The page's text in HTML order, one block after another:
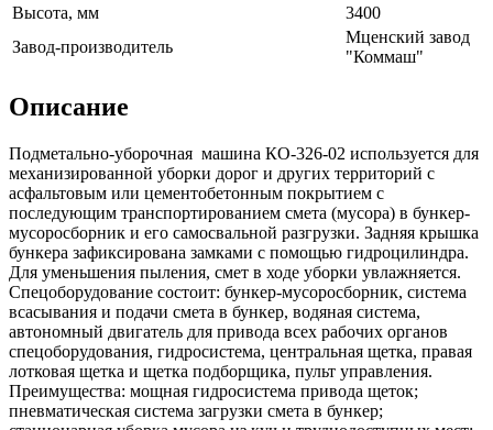
Высота, мм
3400
Завод-производитель
Мценский завод
"Коммаш"
Описание
Подметально-уборочная машина КО-326-02 используется для
механизированной уборки дорог и других территорий с
асфальтовым или цементобетонным покрытием с
последующим транспортированием смета (мусора) в бункер-
мусоросборник и его самосвальной разгрузки. Задняя крышка
бункера зафиксирована замками с помощью гидроцилиндра.
Для уменьшения пыления, смет в ходе уборки увлажняется.
Спецоборудование состоит: бункер-мусоросборник, система
всасывания и подачи смета в бункер, водяная система,
автономный двигатель для привода всех рабочих органов
спецоборудования, гидросистема, центральная щетка, правая
лотковая щетка и щетка подборщика, пульт управления.
Преимущества: мощная гидросистема привода щеток;
пневматическая система загрузки смета в бункер;